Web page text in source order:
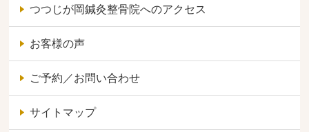
つつじが岡鍼灸整骨院へのアクセス
お客様の声
ご予約／お問い合わせ
サイトマップ